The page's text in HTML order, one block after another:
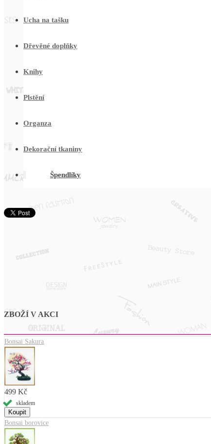
Ucha na tašku
Dřevěné doplňky
Knihy
Plstění
Organza
Dekorační tkaniny
Špendlíky
ZBOŽÍ V AKCI
Bonsai Sakura
499 Kč
skladem
Bonsai borovice